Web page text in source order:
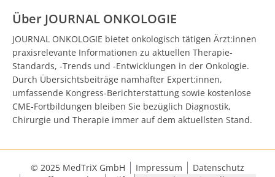
Über JOURNAL ONKOLOGIE
JOURNAL ONKOLOGIE bietet onkologisch tätigen Ärzt:innen
praxisrelevante Informationen zu aktuellen Therapie-
Standards, -Trends und -Entwicklungen in der Onkologie.
Durch Übersichtsbeiträge namhafter Expert:innen,
umfassende Kongress-Berichterstattung sowie kostenlose
CME-Fortbildungen bleiben Sie bezüglich Diagnostik,
Chirurgie und Therapie immer auf dem aktuellsten Stand.
© 2025 MedTriX GmbH Impressum
Datenschutz